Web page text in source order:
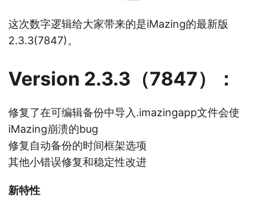
这次数字逻辑给大家带来的是iMazing的最新版
2.3.3(7847)。
Version 2.3.3（7847）：
修复了在可编辑备份中导入.imazingapp文件会使
iMazing崩溃的bug
修复自动备份的时间框架选项
其他小错误修复和稳定性改进
新特性